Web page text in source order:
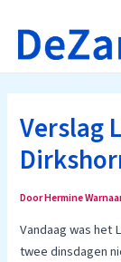
naar
inhoud
Verslag
DoorHermine
Vandaag was het
twee dinsdagen